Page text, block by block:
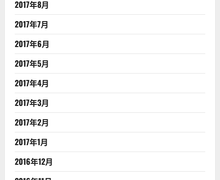
2017年8月
2017年7月
2017年6月
2017年5月
2017年4月
2017年3月
2017年2月
2017年1月
2016年12月